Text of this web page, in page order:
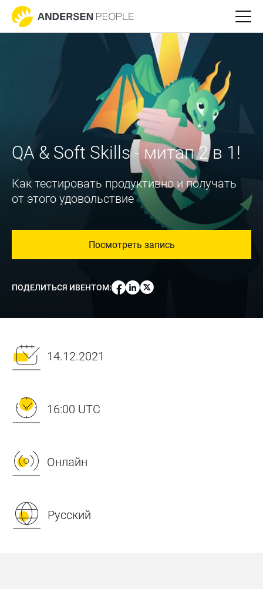
QA & Soft Skills - митап 2 в 1!
Как тестировать продуктивно и получать
от этого удовольствие
Посмотреть запись
ПОДЕЛИТЬСЯ ИВЕНТОМ:
14.12.2021
16:00 UTC
Онлайн
Русский